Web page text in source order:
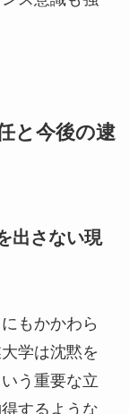
と今後の逮
出さない現
もかかわら
学は沈黙を
う重要な立
するような